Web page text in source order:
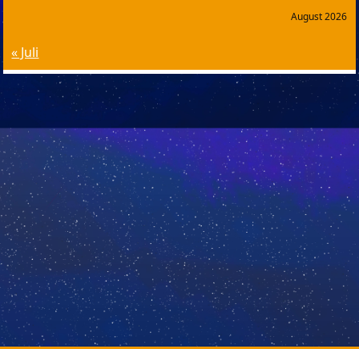
August 2026
« Juli